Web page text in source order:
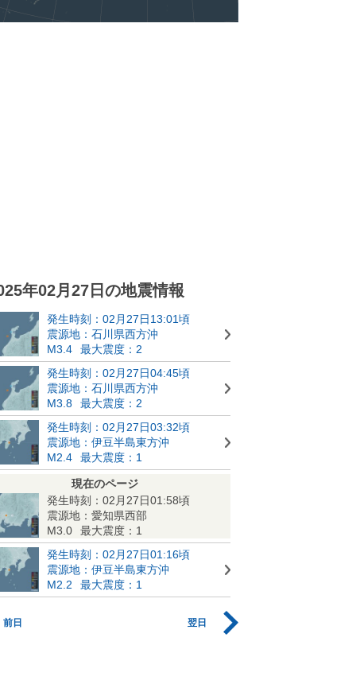
年02月27日の地震情報
発生時刻：02月27日13:01頃
震源地：石川県西方沖
M3.4
最大震度：2
発生時刻：02月27日04:45頃
震源地：石川県西方沖
M3.8
最大震度：2
発生時刻：02月27日03:32頃
震源地：伊豆半島東方沖
M2.4
最大震度：1
現在のページ
発生時刻：02月27日01:58頃
震源地：愛知県西部
M3.0
最大震度：1
発生時刻：02月27日01:16頃
震源地：伊豆半島東方沖
M2.2
最大震度：1
前日 翌日